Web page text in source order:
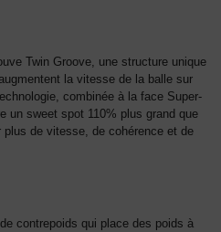
Twin Groove, une structure unique
la vitesse de la balle sur
combinée à la face Super-
un sweet spot 110% plus grand que
plus de vitesse, de cohérence et de
contrepoids qui place des poids à